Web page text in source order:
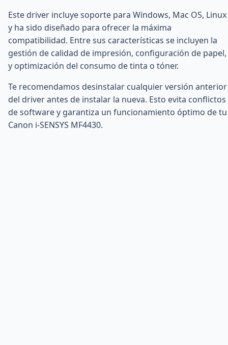
Este driver incluye soporte para Windows, Mac OS, Linux
y ha sido diseñado para ofrecer la máxima
compatibilidad. Entre sus características se incluyen la
gestión de calidad de impresión, configuración de papel,
y optimización del consumo de tinta o tóner.
Te recomendamos desinstalar cualquier versión anterior
del driver antes de instalar la nueva. Esto evita conflictos
de software y garantiza un funcionamiento óptimo de tu
Canon i-SENSYS MF4430.